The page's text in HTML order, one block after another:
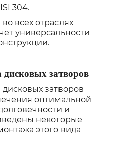
304.
всех отраслях
универсальности
затворов
затворов
оптимальной
и
некоторые
этого вида